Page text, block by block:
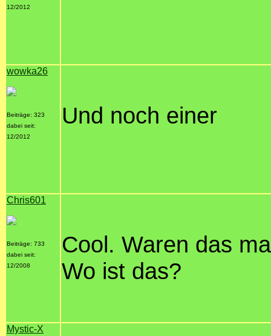
12/2012
wowka26
Beiträge: 323
dabei seit:
12/2012
Und noch einer
Chris601
Beiträge: 733
dabei seit:
12/2008
Cool. Waren das
Wo ist das?
Mystic-X